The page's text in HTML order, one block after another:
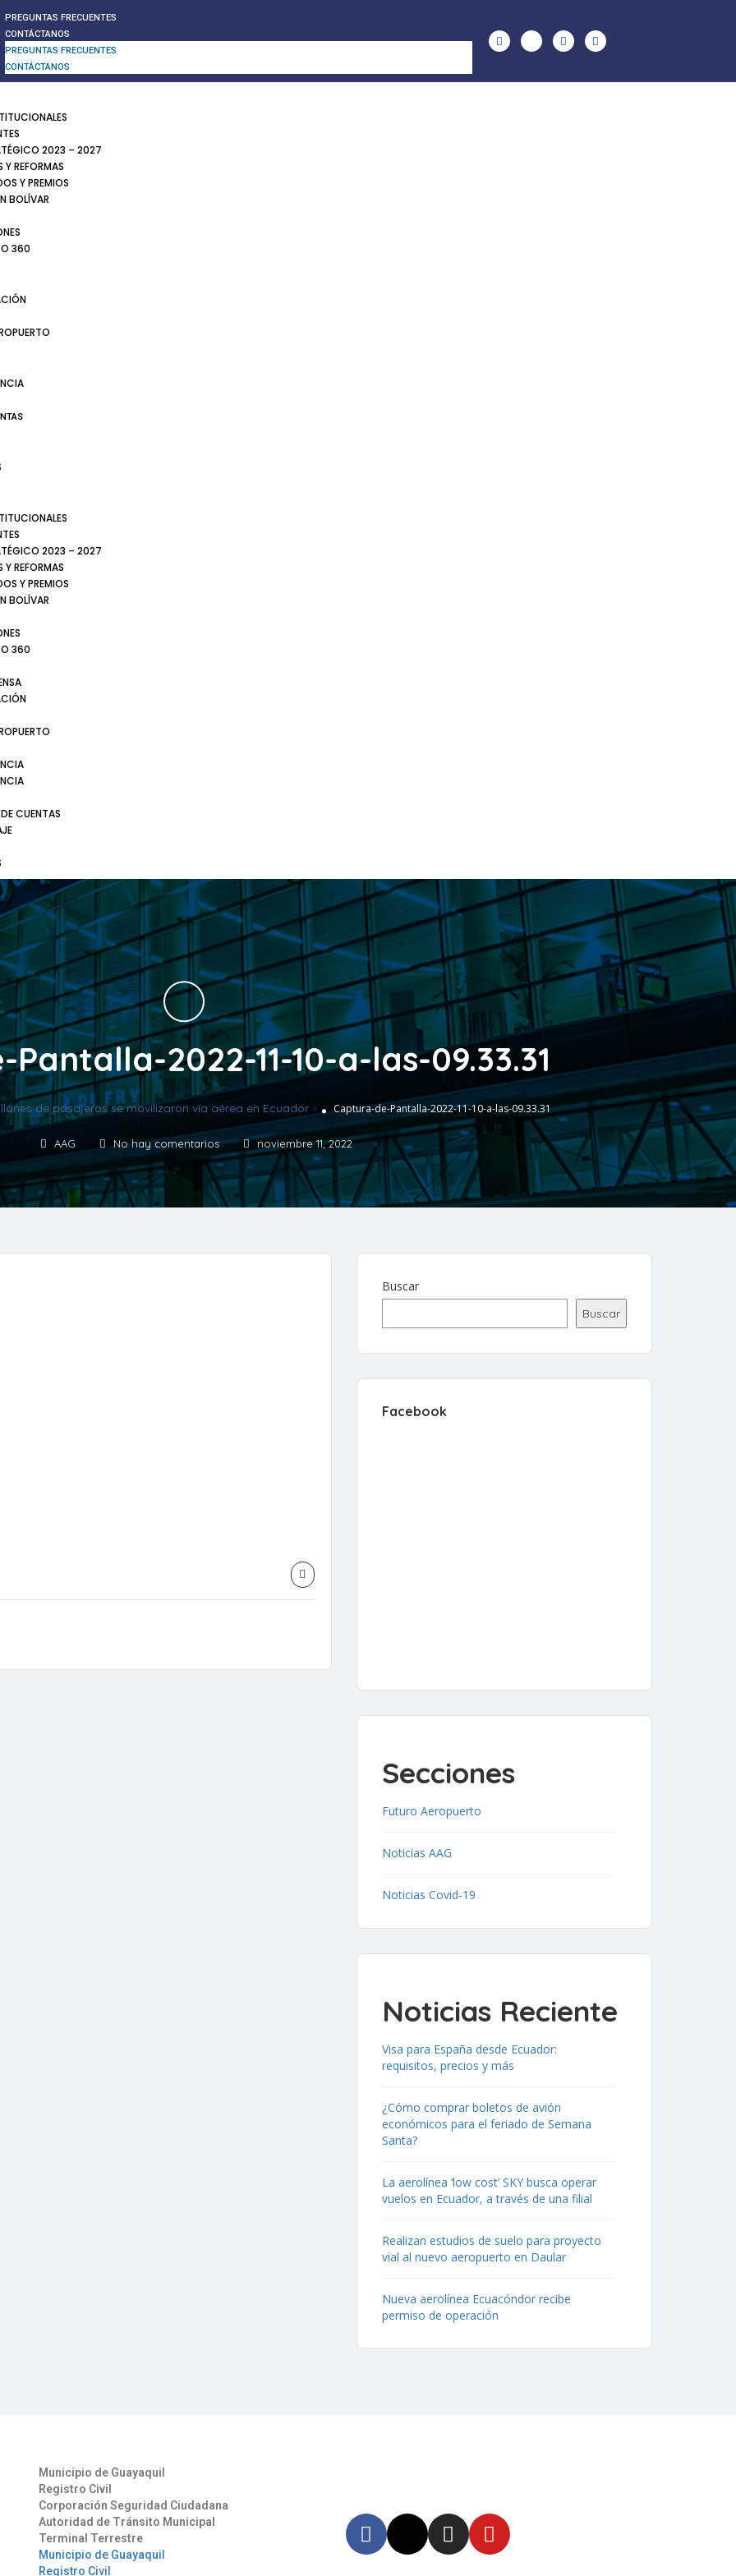
PREGUNTAS FRECUENTES
CONTÁCTANOS
PREGUNTAS FRECUENTES
CONTÁCTANOS
2023 – 2027
REFORMAS
Y PREMIOS
BOLÍVAR
360
2023 – 2027
REFORMAS
Y PREMIOS
BOLÍVAR
360
CUENTAS
2022-11-10-a-las-09.33.31
de pasajeros se movilizaron vía aérea en Ecuador» Captura-de-Pantalla-2022-11-10-a-las-09.33.31
AAG No hay comentarios noviembre 11, 2022
Buscar
Buscar
Facebook
Secciones
Futuro Aeropuerto
Noticias AAG
Noticias Covid-19
Noticias Reciente
Visa para España desde Ecuador:
requisitos, precios y más
¿Cómo comprar boletos de avión
económicos para el feriado de Semana
Santa?
La aerolínea ‘low cost’ SKY busca operar
vuelos en Ecuador, a través de una filial
Realizan estudios de suelo para proyecto
vial al nuevo aeropuerto en Daular
Nueva aerolínea Ecuacóndor recibe
permiso de operación
Municipio de Guayaquil
Registro Civil
Corporación Seguridad Ciudadana
Autoridad de Tránsito Municipal
Terminal Terrestre
Municipio de Guayaquil
Registro Civil